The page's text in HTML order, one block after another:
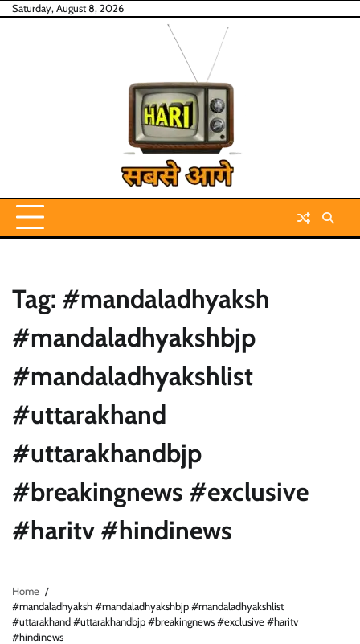
SkipSaturday, August 8, 2026
Tag: #mandaladhyaksh
#mandaladhyakshbjp
#mandaladhyakshlist
#uttarakhand
#uttarakhandbjp
#breakingnews #exclusive
#haritv #hindinews
Home
#mandaladhyaksh #mandaladhyakshbjp #mandaladhyakshlist
#uttarakhand #uttarakhandbjp #breakingnews #exclusive #haritv
#hindinews